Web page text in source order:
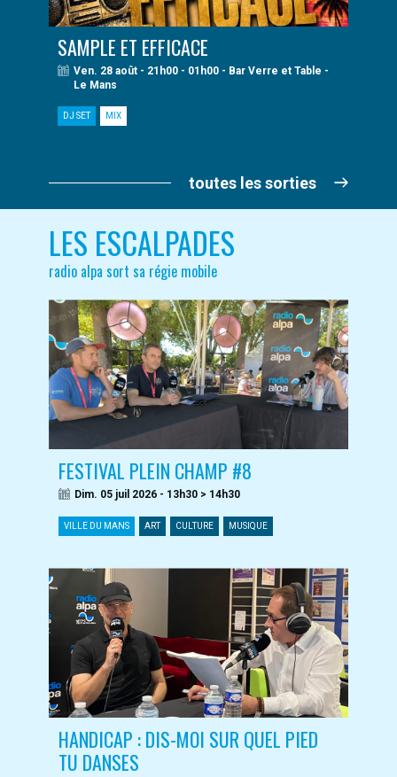
SAMPLE ET EFFICACE
Ven. 28 août - 21h00 - 01h00 - Bar Verre et Table -
Le Mans
DJ SET MIX
toutes les sorties
LES ESCALPADES
radio alpa sort sa régie mobile
FESTIVAL PLEIN CHAMP #8
Dim. 05 juil 2026 - 13h30 > 14h30
VILLE DU MANS ART CULTURE MUSIQUE
HANDICAP : DIS-MOI SUR QUEL PIED
TU DANSES